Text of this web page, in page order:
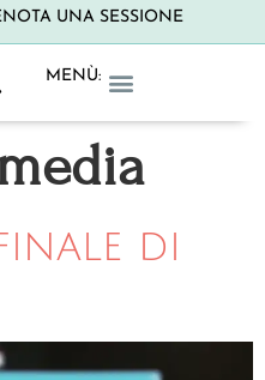
UNA SESSIONE
MENÙ:
di